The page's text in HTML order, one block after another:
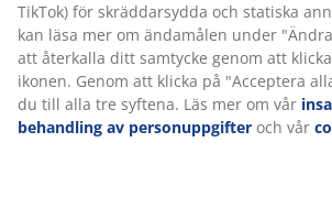
TikTok) för skräddarsydda och statiska
kan läsa mer om ändamålen under
att återkalla ditt samtycke genom att
ikonen. Genom att klicka på "Acceptera
du till alla tre syftena. Läs mer om vår
behandling av personuppgifter och vår